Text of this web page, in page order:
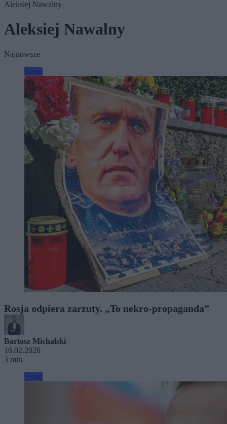
Aleksiej Nawalny
Aleksiej Nawalny
Najnowsze
Rosja odpiera zarzuty. „To nekro-propaganda”
Bartosz Michalski
16.02.2026
3 min